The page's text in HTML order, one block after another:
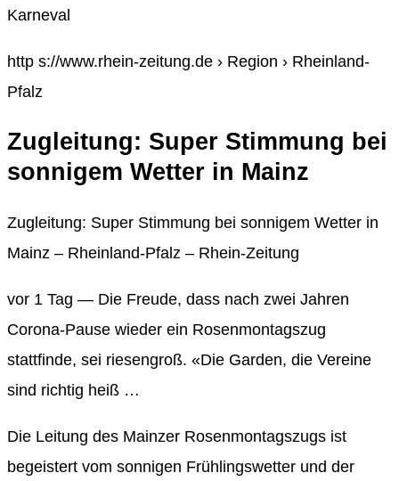
Karneval
http s://www.rhein-zeitung.de › Region › Rheinland-
Pfalz
Zugleitung: Super Stimmung bei
sonnigem Wetter in Mainz
Zugleitung: Super Stimmung bei sonnigem Wetter in
Mainz – Rheinland-Pfalz – Rhein-Zeitung
vor 1 Tag — Die Freude, dass nach zwei Jahren
Corona-Pause wieder ein Rosenmontagszug
stattfinde, sei riesengroß. «Die Garden, die Vereine
sind richtig heiß …
Die Leitung des Mainzer Rosenmontagszugs ist
begeistert vom sonnigen Frühlingswetter und der